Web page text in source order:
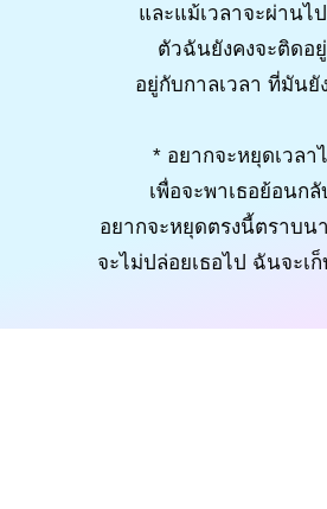
และแม้เวลาจะผ่านไ
ตัวฉันยังคงจะติดอ
อยู่กับกาลเวลา ที่มัน
* อยากจะหยุดเวลา
เพื่อจะพาเธอย้อนก
อยากจะหยุดตรงนี้ตราบน
จะไม่ปล่อยเธอไป ฉันจะเก็